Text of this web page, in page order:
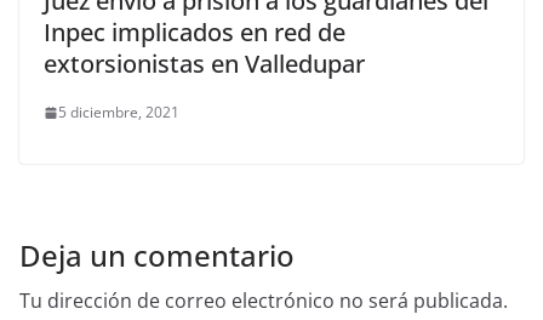
Inpec implicados en red de
extorsionistas en Valledupar
5 diciembre, 2021
Deja un comentario
Tu dirección de correo electrónico no será publicada.